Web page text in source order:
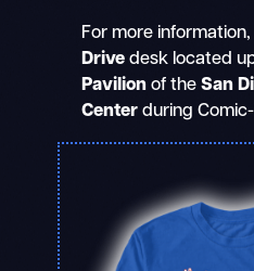
For more
Drivedesk located
Pavilion of theSan
Center during